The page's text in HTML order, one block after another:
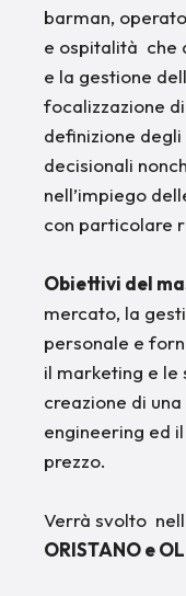
barman,
e ospitalità che
e la gestione
focalizzazione
definizione
decisionali
nell’impiego
con particolare
Obiettivi del
mercato, la
personale e
il marketing e le
creazione di
engineering ed
prezzo.
Verrà svolto
ORISTANO e